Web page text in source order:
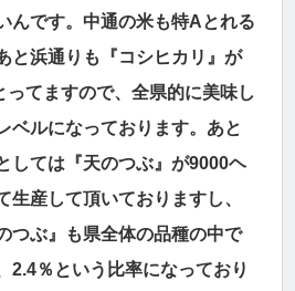
んです。中通の米も特Aとれる
と浜通りも『コシヒカリ』が
てますので、全県的に美味し
ベルになっております。あと
しては『天のつぶ』が9000ヘ
生産して頂いておりますし、
つぶ』も県全体の品種の中で
2.4％という比率になっており